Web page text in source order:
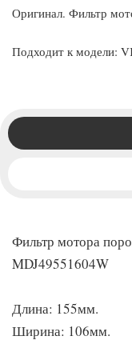
Оригинал. Фильтр
Подходит к модели:
Фильтр мотора
MDJ49551604W
Длина: 155мм.
Ширина: 106мм.